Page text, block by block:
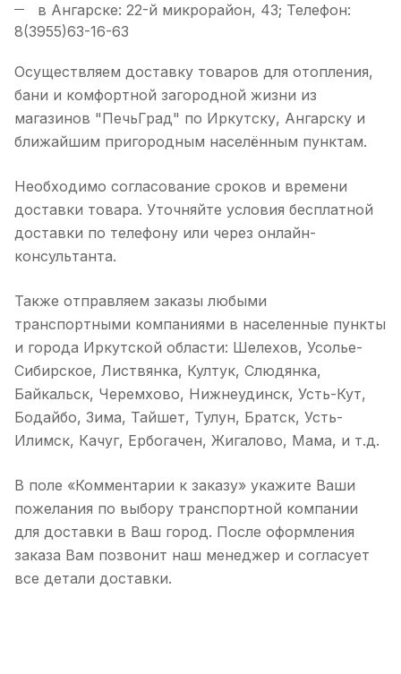
в Ангарске: 22-й микрорайон, 43; Телефон:
8(3955)63-16-63
Осуществляем доставку товаров для отопления,
бани и комфортной загородной жизни из
магазинов "ПечьГрад" по Иркутску, Ангарску и
ближайшим пригородным населённым пунктам.
Необходимо согласование сроков и времени
доставки товара. Уточняйте условия бесплатной
доставки по телефону или через онлайн-
консультанта.
Также отправляем заказы любыми
транспортными компаниями в населенные пункты
и города Иркутской области: Шелехов, Усолье-
Сибирское, Листвянка, Култук, Слюдянка,
Байкальск, Черемхово, Нижнеудинск, Усть-Кут,
Бодайбо, Зима, Тайшет, Тулун, Братск, Усть-
Илимск, Качуг, Ербогачен, Жигалово, Мама, и т.д.
В поле «Комментарии к заказу» укажите Ваши
пожелания по выбору транспортной компании
для доставки в Ваш город. После оформления
заказа Вам позвонит наш менеджер и согласует
все детали доставки.